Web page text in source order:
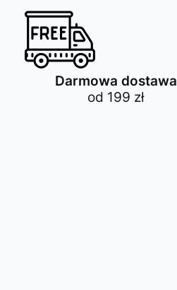
Darmowa dostawa
od 199 zł